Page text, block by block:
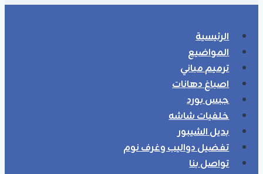
الرئيسية
المواضيع
ترميم مباني
اصباغ دهانات
جبس بورد
خلفيات شاشه
بديل الشيبور
تفضيل دواليب وغرف نوم
تواصل بنا